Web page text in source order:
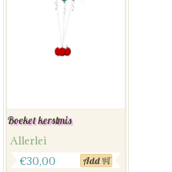
Boeket kerstmis
Allerlei
€30,00 Add